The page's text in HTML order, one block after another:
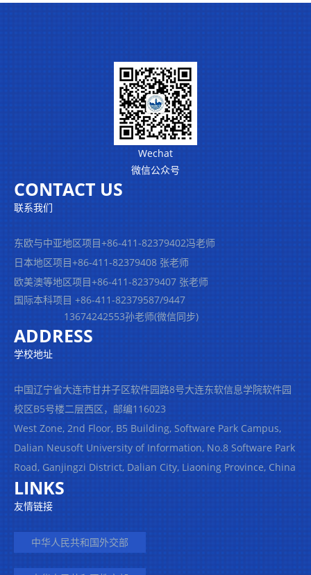
Wechat
微信公众号
CONTACT US
联系我们
东欧与中亚地区项目+86-411-82379402冯老师
日本地区项目+86-411-82379408 张老师
欧美澳等地区项目+86-411-82379407 张老师
国际本科项目 +86-411-82379587/9447
13674242553孙老师(微信同步)
ADDRESS
学校地址
中国辽宁省大连市甘井子区软件园路8号大连东软信息学院软件园
校区B5号楼二层西区，邮编116023
West Zone, 2nd Floor, B5 Building, Software Park Campus,
Dalian Neusoft University of Information, No.8 Software Park
Road, Ganjingzi District, Dalian City, Liaoning Province, China
LINKS
友情链接
中华人民共和国外交部